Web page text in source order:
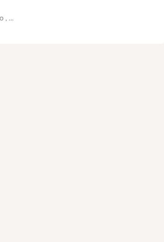
Various Artists, Jeikore, LiLo , Jiptek, Artifact Creature, Kernel Audio, Instinc, Ufo-Q, The Sacrificed, Crime1Minister, P.I.N....